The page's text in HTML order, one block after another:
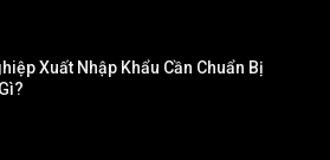
Xuất Nhập Khẩu Cần Chuẩn Bị